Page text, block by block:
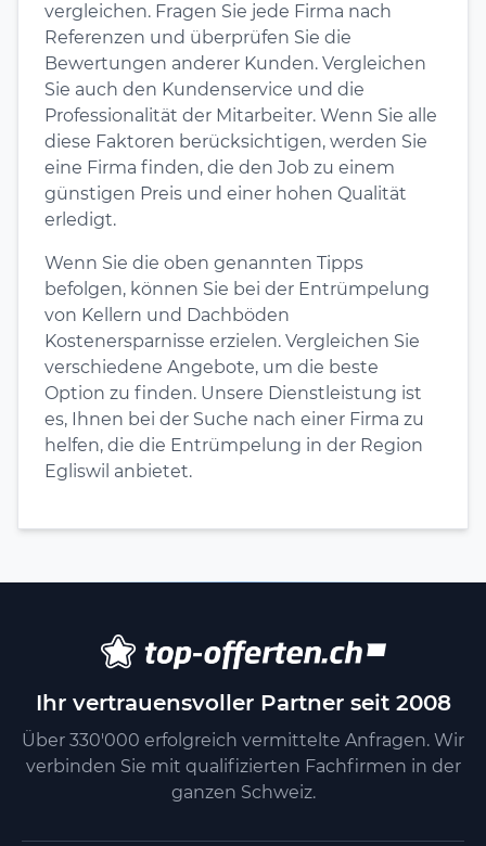
vergleichen. Fragen Sie jede Firma nach
Referenzen und überprüfen Sie die
Bewertungen anderer Kunden. Vergleichen
Sie auch den Kundenservice und die
Professionalität der Mitarbeiter. Wenn Sie alle
diese Faktoren berücksichtigen, werden Sie
eine Firma finden, die den Job zu einem
günstigen Preis und einer hohen Qualität
erledigt.
Wenn Sie die oben genannten Tipps
befolgen, können Sie bei der Entrümpelung
von Kellern und Dachböden
Kostenersparnisse erzielen. Vergleichen Sie
verschiedene Angebote, um die beste
Option zu finden. Unsere Dienstleistung ist
es, Ihnen bei der Suche nach einer Firma zu
helfen, die die Entrümpelung in der Region
Egliswil anbietet.
Ihr vertrauensvoller Partner seit 2008
Über 330'000 erfolgreich vermittelte Anfragen. Wir
verbinden Sie mit qualifizierten Fachfirmen in der
ganzen Schweiz.